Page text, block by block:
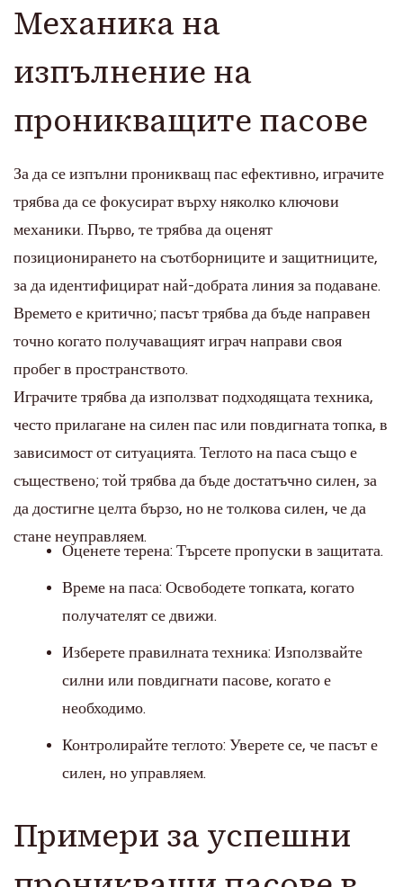
Механика на
изпълнение на
проникващите пасове
За да се изпълни проникващ пас ефективно, играчите
трябва да се фокусират върху няколко ключови
механики. Първо, те трябва да оценят
позиционирането на съотборниците и защитниците,
за да идентифицират най-добрата линия за подаване.
Времето е критично; пасът трябва да бъде направен
точно когато получаващият играч направи своя
пробег в пространството.
Играчите трябва да използват подходящата техника,
често прилагане на силен пас или повдигната топка, в
зависимост от ситуацията. Теглото на паса също е
съществено; той трябва да бъде достатъчно силен, за
да достигне целта бързо, но не толкова силен, че да
стане неуправляем.
Оценете терена: Търсете пропуски в защитата.
Време на паса: Освободете топката, когато
получателят се движи.
Изберете правилната техника: Използвайте
силни или повдигнати пасове, когато е
необходимо.
Контролирайте теглото: Уверете се, че пасът е
силен, но управляем.
Примери за успешни